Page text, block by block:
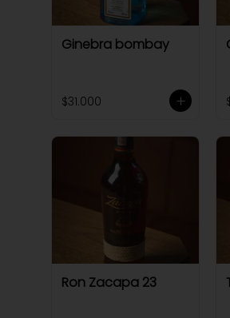
Ginebra bombay
$31.000
Ron Zacapa 23